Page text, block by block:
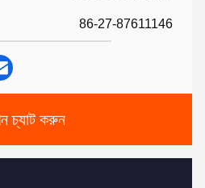
86-27-87611146
চ্যাট করুন